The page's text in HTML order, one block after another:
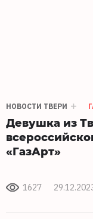
НОВОСТИ ТВЕРИ
Девушка из
«ГазАрт»
1627